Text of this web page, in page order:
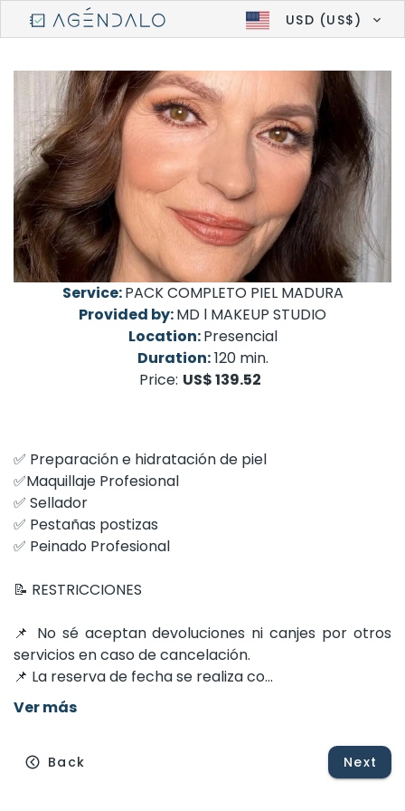
USD (US$)
Service:PACK COMPLETO PIEL MADURA
Provided by:MD l MAKEUP STUDIO
Location:Presencial
Duration:120 min.
Price: US$ 139.52
✅ Preparacióne hidrataciónde piel
✅Maquillaje Profesional
✅ Sellador
✅ Pestañas postizas
✅ Peinado Profesional
📝 RESTRICCIONES
📌 No sé aceptan devoluciones ni canjes por otros
servicios encasodecancelación.
📌 La reservade fechase realizaco...
Ver más
Back Next